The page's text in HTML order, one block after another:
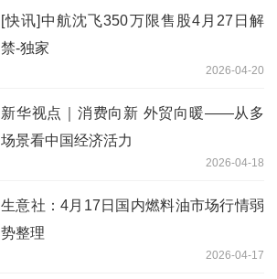
[快讯]中航沈飞350万限售股4月27日解
禁-独家
2026-04-20
新华视点｜消费向新 外贸向暖——从多
场景看中国经济活力
2026-04-18
生意社：4月17日国内燃料油市场行情弱
势整理
2026-04-17